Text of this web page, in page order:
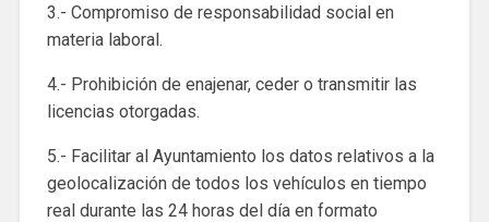
3.- Compromiso de responsabilidad social en
materia laboral.
4.- Prohibición de enajenar, ceder o transmitir las
licencias otorgadas.
5.- Facilitar al Ayuntamiento los datos relativos a la
geolocalización de todos los vehículos en tiempo
real durante las 24 horas del día en formato